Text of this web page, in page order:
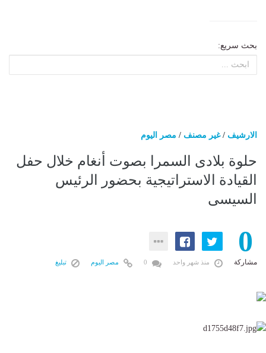
بحث سريع:
الارشيف /غير مصنف / مصر اليوم
حلوة بلادى السمرا بصوت أنغام خلال حفل
القيادة الاستراتيجية بحضور الرئيس
السيسى
0
مشاركة منذ شهر واحد مصر اليوم تبليغ